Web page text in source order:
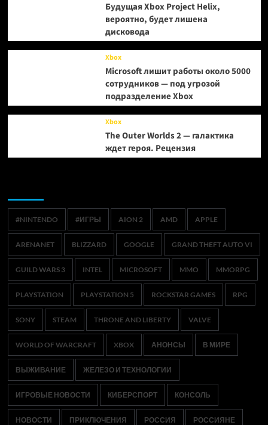
Будущая Xbox Project Helix,
вероятно, будет лишена
дисковода
Xbox
Microsoft лишит работы около 5000
сотрудников — под угрозой
подразделение Xbox
Xbox
The Outer Worlds 2 — галактика
ждет героя. Рецензия
#NINTENDO #ИГРЫ AION 2 AMD APPLE
ARENANET BLIZZARD GOOGLE GRAND THEFT AUTO VI
GUILD WARS 3 INTEL MICROSOFT MMO MMORPG
PLAYSTATION PLAYSTATION 5 ROCKSTAR GAMES RPG
SONY STEAM THRONE AND LIBERTY VALVE
WORLD OF WARCRAFT XBOX АНОНСЫ В МИРЕ
ВЫЖИВАНИЕ ЖЕЛЕЗО И ТЕХНОЛОГИИ
ИГРОВЫЕ НОВОСТИ КИБЕРСПОРТ КОНСОЛЬ
НОВОСТИ ПРИКЛЮЧЕНИЯ РОССИЯ РОССИЯНЕ